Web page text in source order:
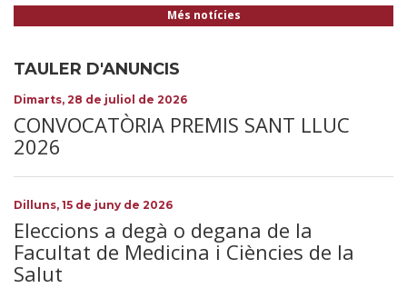
Més notícies
TAULER D'ANUNCIS
Dimarts, 28 de juliol de 2026
CONVOCATÒRIA PREMIS SANT LLUC
2026
Dilluns, 15 de juny de 2026
Eleccions a degà o degana de la
Facultat de Medicina i Ciències de la
Salut